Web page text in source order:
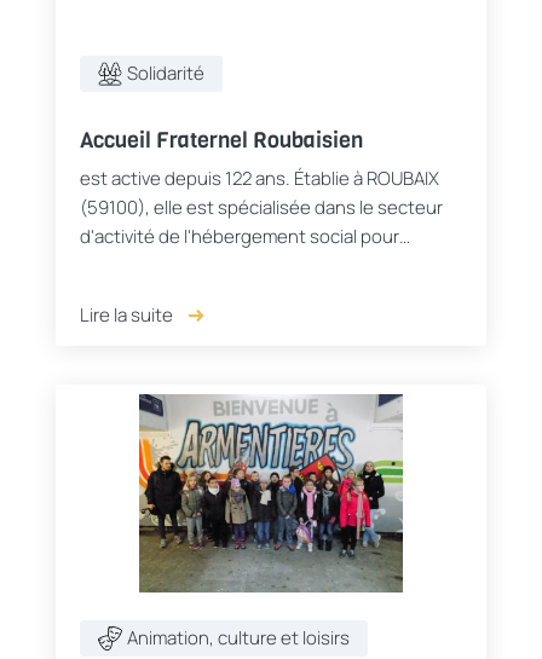
Solidarité
Accueil Fraternel Roubaisien
est active depuis 122 ans. Établie à ROUBAIX
(59100), elle est spécialisée dans le secteur
d'activité de l'hébergement social pour
Lire la suite
Animation, culture et loisirs